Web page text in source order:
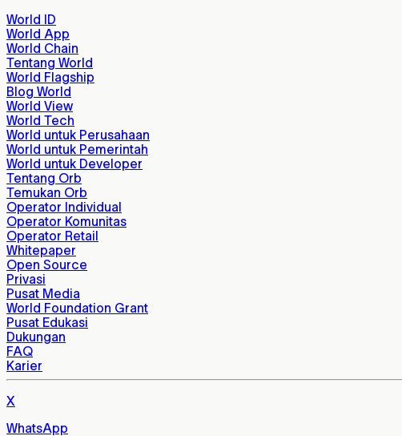
World ID
World App
World Chain
Tentang World
World Flagship
Blog World
World View
World Tech
World untuk Perusahaan
World untuk Pemerintah
World untuk Developer
Tentang Orb
Temukan Orb
Operator Individual
Operator Komunitas
Operator Retail
Whitepaper
Open Source
Privasi
Pusat Media
World Foundation Grant
Pusat Edukasi
Dukungan
FAQ
Karier
X
WhatsApp